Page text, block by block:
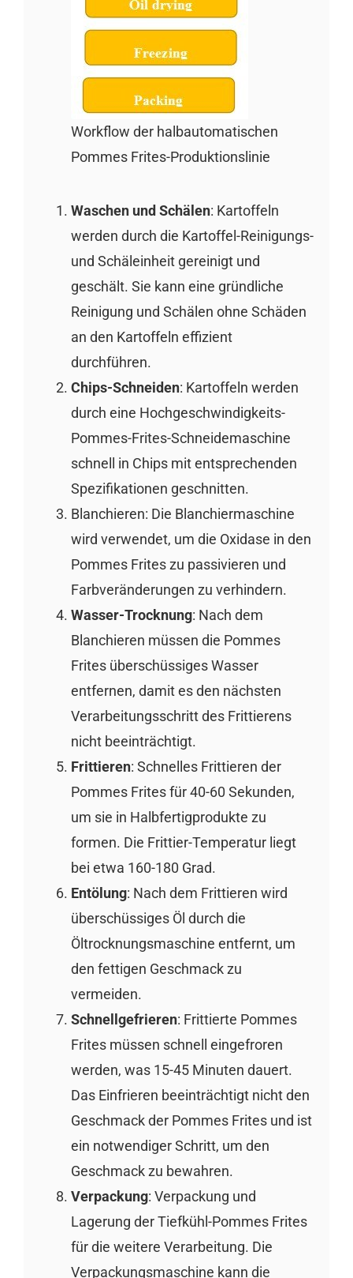
Workflow der halbautomatischen
Pommes Frites-Produktionslinie
Waschen und Schälen: Kartoffeln
werden durch die Kartoffel-Reinigungs-
und Schäleinheit gereinigt und
geschält. Sie kann eine gründliche
Reinigung und Schälen ohne Schäden
an den Kartoffeln effizient
durchführen.
Chips-Schneiden: Kartoffeln werden
durch eine Hochgeschwindigkeits-
Pommes-Frites-Schneidemaschine
schnell in Chips mit entsprechenden
Spezifikationen geschnitten.
Blanchieren: Die Blanchiermaschine
wird verwendet, um die Oxidase in den
Pommes Frites zu passivieren und
Farbveränderungen zu verhindern.
Wasser-Trocknung: Nach dem
Blanchieren müssen die Pommes
Frites überschüssiges Wasser
entfernen, damit es den nächsten
Verarbeitungsschritt des Frittierens
nicht beeinträchtigt.
Frittieren: Schnelles Frittieren der
Pommes Frites für 40-60 Sekunden,
um sie in Halbfertigprodukte zu
formen. Die Frittier-Temperatur liegt
bei etwa 160-180 Grad.
Entölung: Nach dem Frittieren wird
überschüssiges Öl durch die
Öltrocknungsmaschine entfernt, um
den fettigen Geschmack zu
vermeiden.
Schnellgefrieren: Frittierte Pommes
Frites müssen schnell eingefroren
werden, was 15-45 Minuten dauert.
Das Einfrieren beeinträchtigt nicht den
Geschmack der Pommes Frites und ist
ein notwendiger Schritt, um den
Geschmack zu bewahren.
Verpackung: Verpackung und
Lagerung der Tiefkühl-Pommes Frites
für die weitere Verarbeitung. Die
Verpackungsmaschine kann die